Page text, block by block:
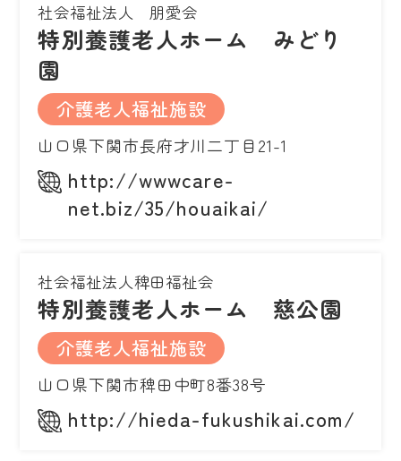
社会福祉法人 朋愛会
特別養護老人ホーム みどり
園
介護老人福祉施設
山口県下関市長府才川二丁目21-1
http://wwwcare-
net.biz/35/houaikai/
社会福祉法人稗田福祉会
特別養護老人ホーム 慈公園
介護老人福祉施設
山口県下関市稗田中町8番38号
http://hieda-fukushikai.com/